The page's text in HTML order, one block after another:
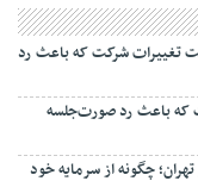
شرکت که باعث رد
باعث رد صورت‌جلسه
چگونه از سرمایه خود